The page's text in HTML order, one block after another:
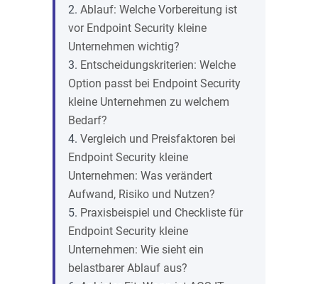
Ablauf: Welche Vorbereitung ist
vor Endpoint Security kleine
Unternehmen wichtig?
Entscheidungskriterien: Welche
Option passt bei Endpoint Security
kleine Unternehmen zu welchem
Bedarf?
Vergleich und Preisfaktoren bei
Endpoint Security kleine
Unternehmen: Was verändert
Aufwand, Risiko und Nutzen?
Praxisbeispiel und Checkliste für
Endpoint Security kleine
Unternehmen: Wie sieht ein
belastbarer Ablauf aus?